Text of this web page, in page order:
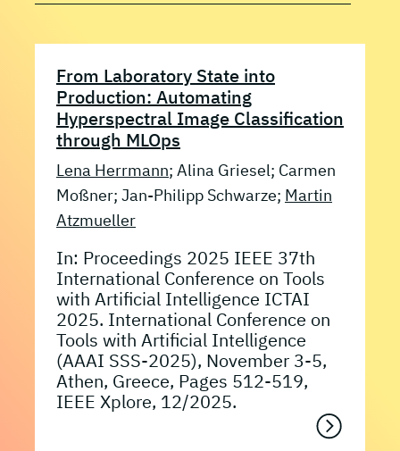
From Laboratory State into
Production: Automating
Hyperspectral Image Classification
through MLOps
Lena Herrmann; Alina Griesel; Carmen
Moßner; Jan-Philipp Schwarze; Martin
Atzmueller
In: Proceedings 2025 IEEE 37th
International Conference on Tools
with Artificial Intelligence ICTAI
2025. International Conference on
Tools with Artificial Intelligence
(AAAI SSS-2025), November 3-5,
Athen, Greece, Pages 512-519,
IEEE Xplore, 12/2025.